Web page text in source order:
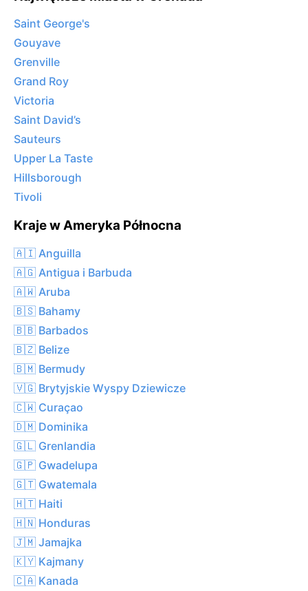
Saint George's
Gouyave
Grenville
Grand Roy
Victoria
Saint David’s
Sauteurs
Upper La Taste
Hillsborough
Tivoli
Kraje w Ameryka Północna
🇦🇮 Anguilla
🇦🇬 Antigua i Barbuda
🇦🇼 Aruba
🇧🇸 Bahamy
🇧🇧 Barbados
🇧🇿 Belize
🇧🇲 Bermudy
🇻🇬 Brytyjskie Wyspy Dziewicze
🇨🇼 Curaçao
🇩🇲 Dominika
🇬🇱 Grenlandia
🇬🇵 Gwadelupa
🇬🇹 Gwatemala
🇭🇹 Haiti
🇭🇳 Honduras
🇯🇲 Jamajka
🇰🇾 Kajmany
🇨🇦 Kanada